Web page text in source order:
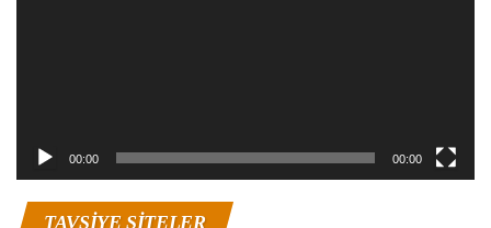
00:00 00:00
TAVSIYE SITELER